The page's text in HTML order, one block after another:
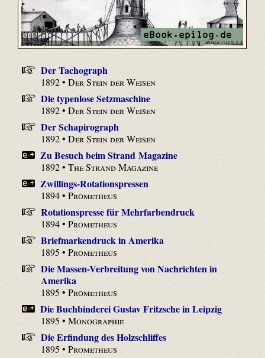
Der Tachograph
1892 •Der Stein der Weisen
Die typenlose Setzmaschine
1892 •Der Stein der Weisen
Der Schapirograph
1892 •Der Stein der Weisen
Zu Besuch beim Strand Magazine
1892 •The Strand Magazine
Zwillings-Rotationspressen
1894 •Prometheus
Rotationspresse für Mehrfarbendruck
1894 •Prometheus
Briefmarkendruck in Amerika
1895 •Prometheus
Die Massen-Verbreitung von Nachrichten in
Amerika
1895 •Prometheus
Die Buchbinderei Gustav Fritzsche in Leipzig
1895 •Monographie
Die Erfindung des Holzschliffes
1895 •Prometheus